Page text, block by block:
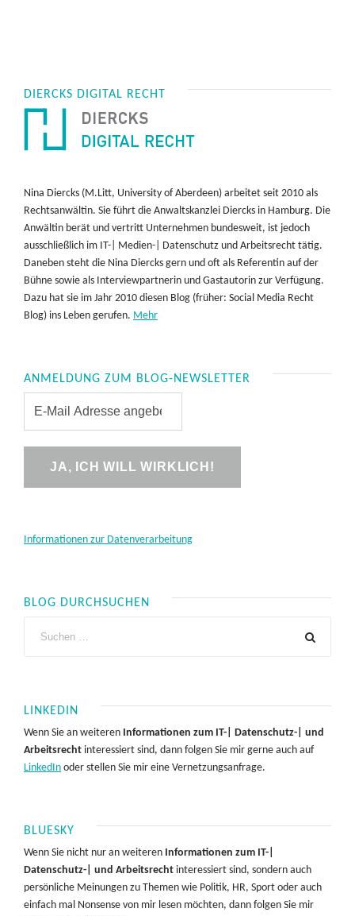
DIERCKS DIGITAL RECHT
Nina Diercks (M.Litt, University of Aberdeen) arbeitet seit 2010 als
Rechtsanwältin. Sie führt die Anwaltskanzlei Diercks in Hamburg. Die
Anwältin berät und vertritt Unternehmen bundesweit, ist jedoch
ausschließlich im IT-| Medien-| Datenschutz und Arbeitsrecht tätig.
Daneben steht die Nina Diercks gern und oft als Referentin auf der
Bühne sowie als Interviewpartnerin und Gastautorin zur Verfügung.
Dazu hat sie im Jahr 2010 diesen Blog (früher: Social Media Recht
Blog) ins Leben gerufen. Mehr
ANMELDUNG ZUM BLOG-NEWSLETTER
Informationen zur Datenverarbeitung
BLOG DURCHSUCHEN
LINKEDIN
Wenn Sie an weiteren Informationen zum IT-| Datenschutz-| und
Arbeitsrecht interessiert sind, dann folgen Sie mir gerne auch auf
LinkedIn oder stellen Sie mir eine Vernetzungsanfrage.
BLUESKY
Wenn Sie nicht nur an weiteren Informationen zum IT-|
Datenschutz-| und Arbeitsrecht interessiert sind, sondern auch
persönliche Meinungen zu Themen wie Politik, HR, Sport oder auch
einfach mal Nonsense von mir lesen möchten, dann folgen Sie mir